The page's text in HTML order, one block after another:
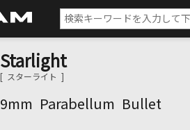
Starlight
[ スターライト ]
9mm Parabellum Bullet